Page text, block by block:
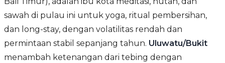
sawah di pulau ini untuk yoga, ritual pembersihan,
dan long-stay, dengan volatilitas rendah dan
permintaan stabil sepanjang tahun. Uluwatu/Bukit
menambah ketenangan dari tebing dengan